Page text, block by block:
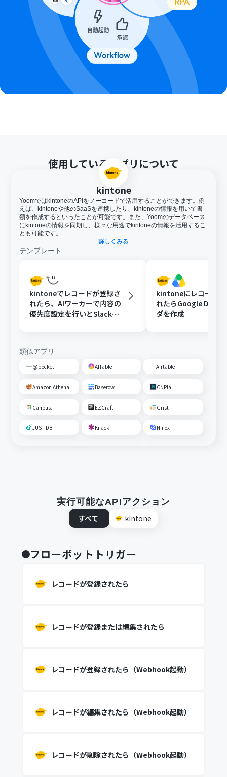
使用しているアプリについて
kintone
YoomではkintoneのAPIをノーコードで活用することができます。例
えば、kintoneや他のSaaSを連携したり、kintoneの情報を用いて書
類を作成するといったことが可能です。また、Yoomのデータベース
にkintoneの情報を同期し、様々な用途でkintoneの情報を活用するこ
とも可能です。
詳しくみる
テンプレート
kintoneでレコードが登録さ
れたら、AIワーカーで内容の
優先度設定を行いとSlackで
kintoneにレコード
れたらGoogle Drive
ダを作成
類似アプリ
@pocket AITable Airtable
Amazon Athena Baserow CNPJá
Canbus. EZCraft Grist
JUST.DB Knack Ninox
実行可能なAPIアクション
すべて
kintone
フローボットトリガー
レコードが登録されたら
レコードが登録または編集されたら
レコードが登録されたら（Webhook起動）
レコードが編集されたら（Webhook起動）
レコードが削除されたら（Webhook起動）